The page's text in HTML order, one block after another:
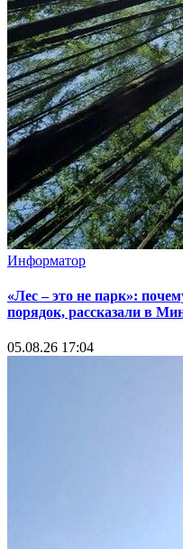
Информатор
«Лес – это не парк»:
порядок, рассказали в
05.08.26 17:04